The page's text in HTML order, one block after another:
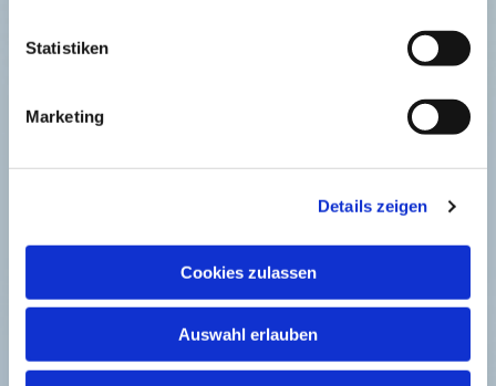
Statistiken
Marketing
Details zeigen
Cookies zulassen
Auswahl erlauben
Dies könnte Sie auch
interessieren